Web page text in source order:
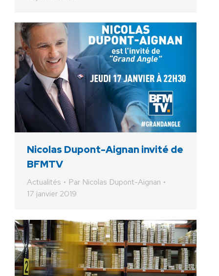
Nicolas Dupont-Aignan invité de
BFMTV
Actualités Par Nicolas Dupont-Aignan
17 janvier 2019